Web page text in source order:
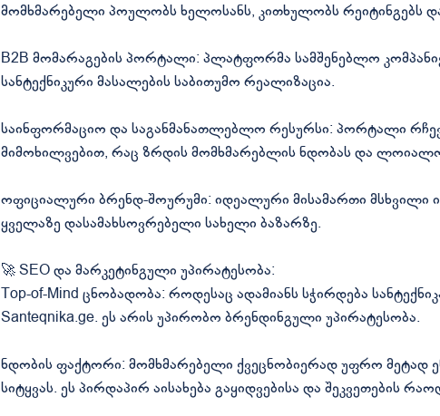
მომხმარებელი პოულობს ხელოსანს, კითხულობს რეიტინგებს და
B2B მომარაგების პორტალი: პლატფორმა სამშენებლო
სანტექნიკური მასალების საბითუმო რეალიზაცია.
საინფორმაციო და საგანმანათლებლო რესურსი: პორტალი
მიმოხილვებით, რაც ზრდის მომხმარებლის ნდობას და
ოფიციალური ბრენდ-შოურუმი: იდეალური მისამართი მსხვილი
ყველაზე დასამახსოვრებელი სახელი ბაზარზე.
🚀 SEO და მარკეტინგული უპირატესობა:
Top-of-Mind ცნობადობა: როდესაც ადამიანს სჭირდება
Santeqnika.ge. ეს არის უპირობო ბრენდინგული უპირატესობა.
ნდობის ფაქტორი: მომხმარებელი ქვეცნობიერად უფრო მეტად
სიტყვას. ეს პირდაპირ აისახება გაყიდვებისა და შეკვეთების